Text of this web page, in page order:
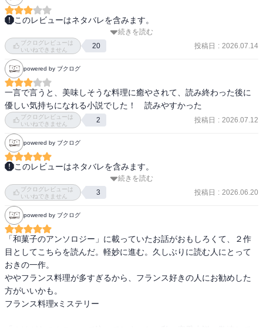
このレビューはネタバレを含みます。
下町の片隅にある小さなフレンチ・レストラン、「ビストロ・パ・
マル」。
スタッフはシェフの三舟と志村、ソムリエの金子、ギャルソンの高
築の4人。
そんなお店で、シェフの三舟がお客さんの身に起こった事件や不可
解な出来事の謎を解いていく、美味しくて優しいミステリー！7つの
短編集。ミステリー初心者とサラッと読めました。
・「タルトタタンの夢」
女優と婚約したばかりのお客さんが、なぜ体調不良に襲われたの
か…
・「ロニョン・ド・ヴォーの決意」
好き嫌いが多いと三舟が一目置いていた男性のお客さんの食事の秘
密とは…
・「ガレット・デ・ロワの秘密」
ガレット・ロワに隠された陶人形はどこに消えたのか…
・「オッソ・イラティをめぐる不和」
ヨーロッパ旅行から帰国したばかりの妻はどうして突然家出してし
まったのか…
・「理不尽な酔っぱらい」
不祥事を起こした高校生はどんな手口で飲酒したのか…
・「ぬけがらのカスレ」
続きを読む
ブクログレビューは
いいねできません
20 投稿日 : 2026.07.14
powered by ブクログ
一言で言うと、美味しそうな料理に癒やされて、読み終わった後に
優しい気持ちになれる小説でした！　読みやすかった
ブクログレビューは
いいねできません
2 投稿日 : 2026.07.12
powered by ブクログ
このレビューはネタバレを含みます。
基本は心がほっこりするようなお話ばかりで、はっきりとハッピー
エンドが提示されないものも希望を抱かせるような終わり方をして
いてよかったです
ただ(以下ネタバレ)女優のファンが結婚相手を害するため、料理に玉
子の殻を擦り付けた、という話はゾッとした ファンの心理に対して
というより現実に事故として起こりそうな食中毒だったから()
たまごの殻にはサルモネラ菌が付いている、もしたまごを触った手
で食べ物に触れたりしてしまったら、と考えると怖すぎる…
それ以外はほっこりして読めました、出てくる人物もちょっとクセ
がある人もいるけどいい人が多くてそこも良かった
続きを読む
ブクログレビューは
いいねできません
3 投稿日 : 2026.06.20
powered by ブクログ
「和菓子のアンソロジー」に載っていたお話がおもしろくて、２作
目としてこちらを読んだ。軽妙に進む。久しぶりに読む人にとって
おきの一作。
ややフランス料理が多すぎるから、フランス好きの人にお勧めした
方がいいかも。
フランス料理xミステリー